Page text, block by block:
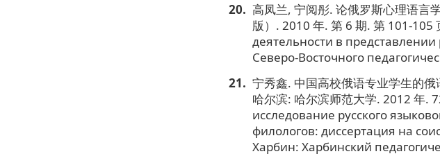
高凤兰, 宁阅彤. 论俄罗斯心理语言
版）. 2010 年. 第 6 期. 第 101-
деятельности в
Северо-Восточного
宁秀鑫. 中国高校俄语专业学生的
哈尔滨: 哈尔滨师范大学. 2012
исследование русского
филологов: диссертация на
Харбин: Харбинский